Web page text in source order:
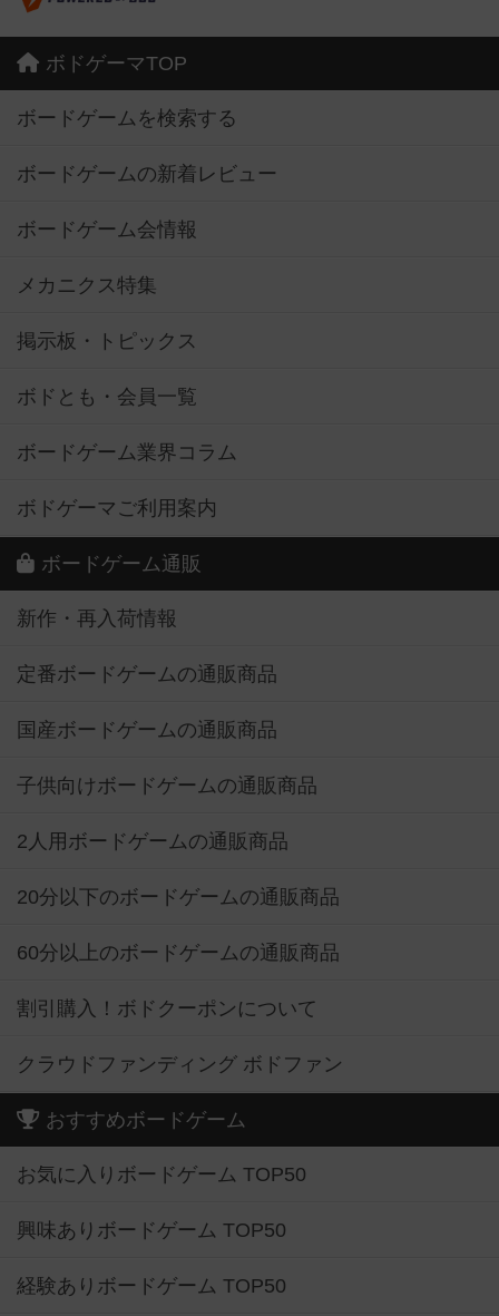
ボドゲーマTOP
ボードゲームを検索する
ボードゲームの新着レビュー
ボードゲーム会情報
メカニクス特集
掲示板・トピックス
ボドとも・会員一覧
ボードゲーム業界コラム
ボドゲーマご利用案内
ボードゲーム通販
新作・再入荷情報
定番ボードゲームの通販商品
国産ボードゲームの通販商品
子供向けボードゲームの通販商品
2人用ボードゲームの通販商品
20分以下のボードゲームの通販商品
60分以上のボードゲームの通販商品
割引購入！ボドクーポンについて
クラウドファンディング ボドファン
おすすめボードゲーム
お気に入りボードゲーム TOP50
興味ありボードゲーム TOP50
経験ありボードゲーム TOP50